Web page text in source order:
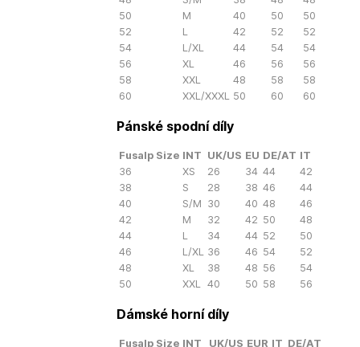
50
M 40 50
50
52
L 42 52
52
54
L/XL 44 54
54
56
XL 46 56
56
58
XXL 48 58
58
60
XXL/XXXL 50 60 60
Pánské spodní díly
Fusalp Size INT UK/US EU DE/AT IT
36
XS 26 34 44
42
38
S 28 38 46
44
40
S/M 30 40 48
46
42
M 32 42 50
48
44
L 34 44 52
50
46
L/XL 36 46 54
52
48
XL 38 48 56
54
50
XXL 40 50 58 56
Dámské horní díly
Fusalp Size INT UK/US EUR IT DE/AT